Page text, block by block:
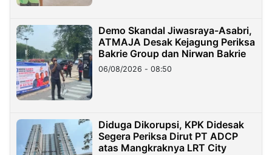
Demo Skandal Jiwasraya-Asabri,
ATMAJA Desak Kejagung Periksa
Bakrie Group dan Nirwan Bakrie
06/08/2026 - 08:50
Diduga Dikorupsi, KPK Didesak
Segera Periksa Dirut PT ADCP
atas Mangkraknya LRT City